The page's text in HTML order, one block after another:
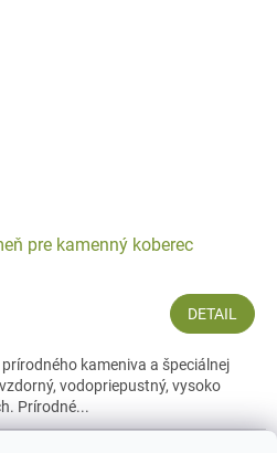
pre kamenný koberec
DETAIL
kameniva a špeciálnej
vodopriepustný, vysoko
Prírodné...